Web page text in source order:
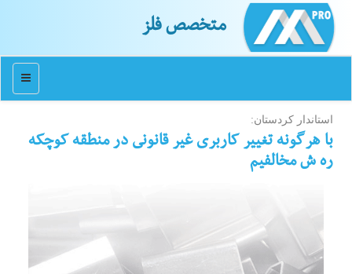
متخصص فلز
منو
استاندار كردستان:
با هرگونه تغییر كاربری غیر قانونی در منطقه كوچكه
ره ش مخالفیم